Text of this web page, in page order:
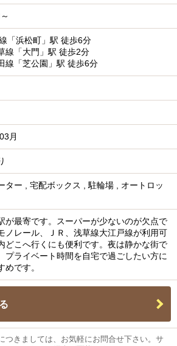
「浜松町」駅 徒歩6分
線 「大門」駅 徒歩2分
線 「芝公園」駅 徒歩6分
月
ター 宅配ボックス 駐輪場
オートロッ
が最寄です。スーパーが少ないのが欠点で
ノレール、ＪＲ、浅草線大江戸線が利用可
どこへ行くにも便利です。夜は静かな街で
プライベート時間を自宅で過ごしたい方に
めです。
つきましては、お気軽にお問合せ下さい。サ